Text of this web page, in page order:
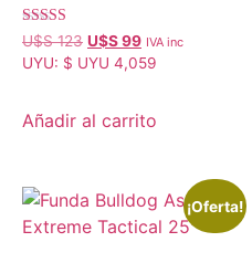
Valorado con
5.00
de 5
U$S123 U$S99 IVA inc
UYU: $ UYU 4,059
Añadir al carrito
¡Oferta!